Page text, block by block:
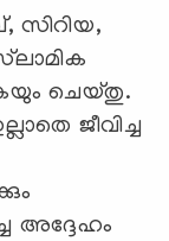
സിറിയ,
ചെയ്തു.
ജീവിച്ച
അദ്ദേഹം